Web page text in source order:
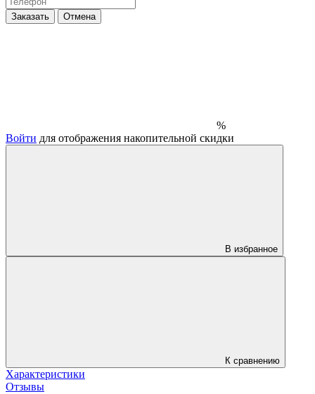
Заказать Отмена
%
Войти для отображения накопительной скидки
В избранное
К сравнению
Характеристики
Отзывы